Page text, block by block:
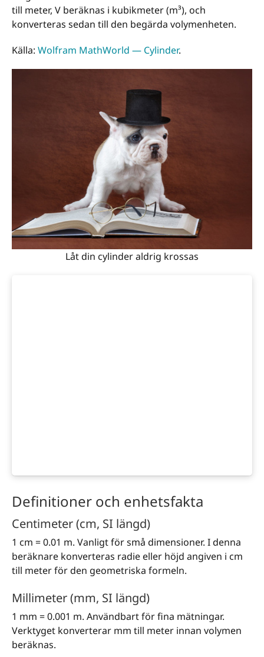
till meter, V beräknas i kubikmeter (m³), och
konverteras sedan till den begärda volymenheten.
Källa: Wolfram MathWorld — Cylinder.
Låt din cylinder aldrig krossas
Definitioner och enhetsfakta
Centimeter (cm, SI längd)
1 cm = 0.01 m. Vanligt för små dimensioner. I denna
beräknare konverteras radie eller höjd angiven i cm
till meter för den geometriska formeln.
Millimeter (mm, SI längd)
1 mm = 0.001 m. Användbart för fina mätningar.
Verktyget konverterar mm till meter innan volymen
beräknas.